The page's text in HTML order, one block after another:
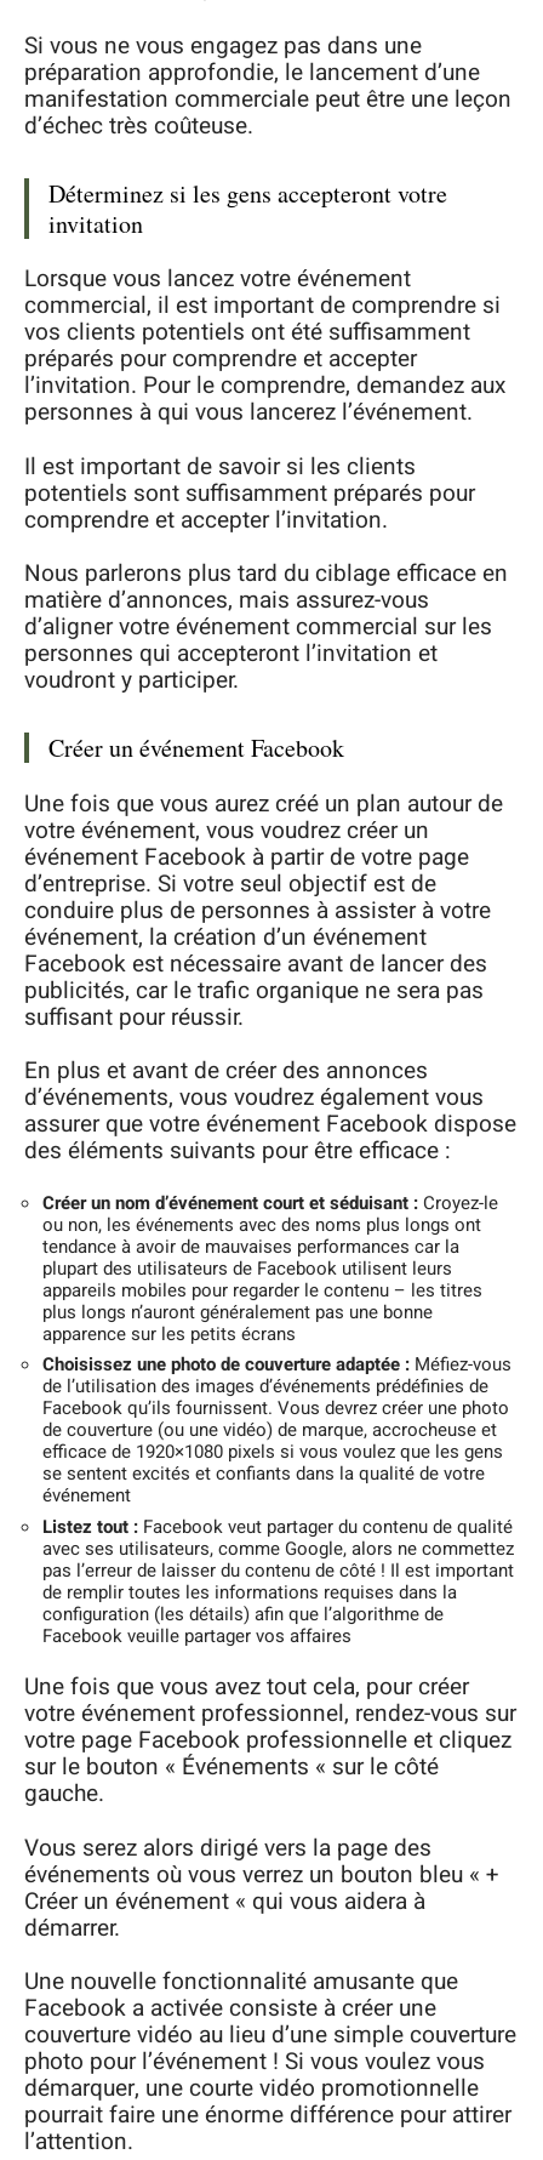
Si vous ne vous engagez pas dans une
préparation approfondie, le lancement d’une
manifestation commerciale peut être une leçon
d’échec très coûteuse.
Déterminez si les gens accepteront votre
invitation
Lorsque vous lancez votre événement
commercial, il est important de comprendre si
vos clients potentiels ont été suffisamment
préparés pour comprendre et accepter
l’invitation. Pour le comprendre, demandez aux
personnes à qui vous lancerez l’événement.
Il est important de savoir si les clients
potentiels sont suffisamment préparés pour
comprendre et accepter l’invitation.
Nous parlerons plus tard du ciblage efficace en
matière d’annonces, mais assurez-vous
d’aligner votre événement commercial sur les
personnes qui accepteront l’invitation et
voudront y participer.
Créer un événement Facebook
Une fois que vous aurez créé un plan autour de
votre événement, vous voudrez créer un
événement Facebook à partir de votre page
d’entreprise. Si votre seul objectif est de
conduire plus de personnes à assister à votre
événement, la création d’un événement
Facebook est nécessaire avant de lancer des
publicités, car le trafic organique ne sera pas
suffisant pour réussir.
En plus et avant de créer des annonces
d’événements, vous voudrez également vous
assurer que votre événement Facebook dispose
des éléments suivants pour être efficace :
Créer un nom d’événement court et séduisant :Croyez-le
ou non, les événements avec des noms plus longs ont
tendance à avoir de mauvaises performances car la
plupart des utilisateurs de Facebook utilisent leurs
appareils mobiles pour regarder le contenu – les titres
plus longs n’auront généralement pas une bonne
apparence sur les petits écrans
Choisissez une photo de couverture adaptée : Méfiez-vous
de l’utilisation des images d’événements prédéfinies de
Facebook qu’ils fournissent. Vous devrez créer une photo
de couverture (ou une vidéo) de marque, accrocheuse et
efficace de 1920×1080 pixels si vous voulez que les gens
se sentent excités et confiants dans la qualité de votre
événement
Listez tout : Facebook veut partager du contenu de qualité
avec ses utilisateurs, comme Google, alors ne commettez
pas l’erreur de laisser du contenu de côté ! Il est important
de remplir toutes les informations requises dans la
configuration (les détails) afin que l’algorithme de
Facebook veuille partager vos affaires
Une fois que vous avez tout cela, pour créer
votre événement professionnel, rendez-vous sur
votre page Facebook professionnelle et cliquez
sur le bouton « Événements « sur le côté
gauche.
Vous serez alors dirigé vers la page des
événements où vous verrez un bouton bleu « +
Créer un événement « qui vous aidera à
démarrer.
Une nouvelle fonctionnalité amusante que
Facebook a activée consiste à créer une
couverture vidéo au lieu d’une simple couverture
photo pour l’événement ! Si vous voulez vous
démarquer, une courte vidéo promotionnelle
pourrait faire une énorme différence pour attirer
l’attention.